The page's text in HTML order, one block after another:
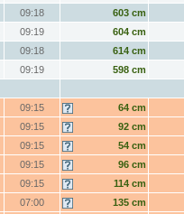
09:18 603 cm
09:19 604 cm
09:18 614 cm
09:19 598 cm
09:15 64 cm
09:15 92 cm
09:15 54 cm
09:15 96 cm
09:15 114 cm
07:00 135 cm